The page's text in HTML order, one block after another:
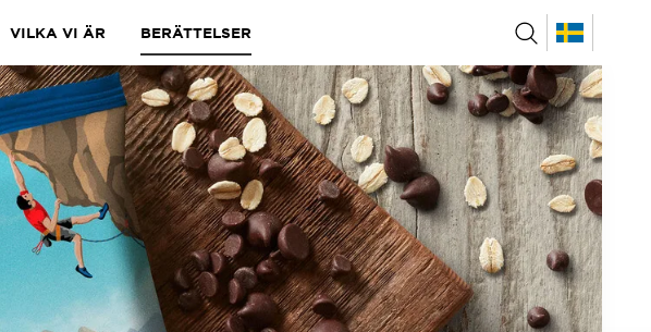
VILKA VI ÄR BERÄTTELSER